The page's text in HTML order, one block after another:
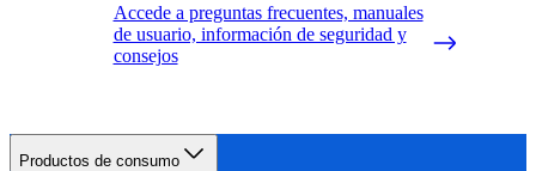
Accede a preguntas frecuentes, manuales
de usuario, información de seguridad y
consejos
Productos de consumo